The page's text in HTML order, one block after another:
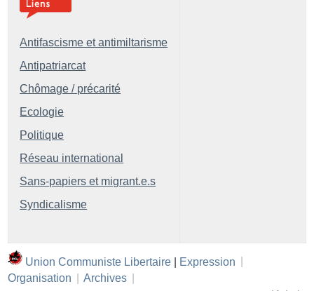
Antifascisme et antimiltarisme
Antipatriarcat
Chômage / précarité
Ecologie
Politique
Réseau international
Sans-papiers et migrant.e.s
Syndicalisme
Union Communiste Libertaire | Expression
Organisation
Archives